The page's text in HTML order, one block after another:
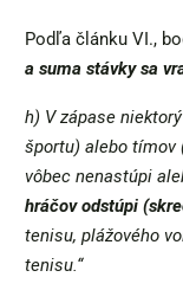
Podľa článku VI.,
a suma stávky sa
h) V zápase
športu) alebo tímov
vôbec nenastúpi
hráčov odstúpi
tenisu, plážového
tenisu.“